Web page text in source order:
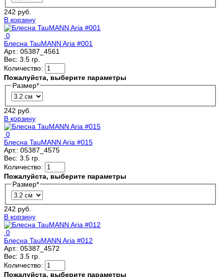
242 руб.
В корзину
0
Блесна TauMANN Aria #001
Арт.: 05387_4561
Вес: 3.5 гр.
Количество:
Пожалуйста, выберите параметры
Размер*
242 руб.
В корзину
0
Блесна TauMANN Aria #015
Арт.: 05387_4575
Вес: 3.5 гр.
Количество:
Пожалуйста, выберите параметры
Размер*
242 руб.
В корзину
0
Блесна TauMANN Aria #012
Арт.: 05387_4572
Вес: 3.5 гр.
Количество:
Пожалуйста, выберите параметры